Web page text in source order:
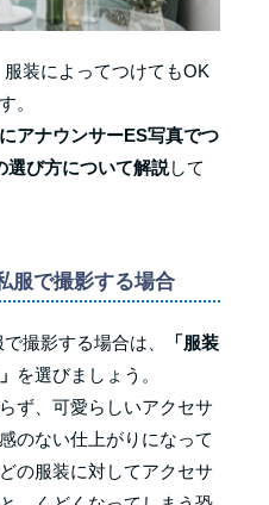
装によってつけてもOK
。
アナウンサーES写真でつ
選び方について解説して
服で撮影する場合
撮影する場合は、
「服装
を選びましょう。
ず、可愛らしいアクセサ
のない仕上がりになって
の服装に対してアクセサ